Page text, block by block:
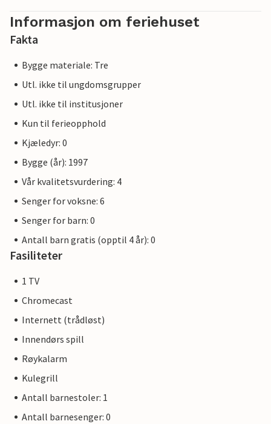
Informasjon om feriehuset
Fakta
Bygge materiale: Tre
Utl. ikke til ungdomsgrupper
Utl. ikke til institusjoner
Kun til ferieopphold
Kjæledyr: 0
Bygge (år): 1997
Vår kvalitetsvurdering: 4
Senger for voksne: 6
Senger for barn: 0
Antall barn gratis (opptil 4 år): 0
Fasiliteter
1 TV
Chromecast
Internett (trådløst)
Innendørs spill
Røykalarm
Kulegrill
Antall barnestoler: 1
Antall barnesenger: 0